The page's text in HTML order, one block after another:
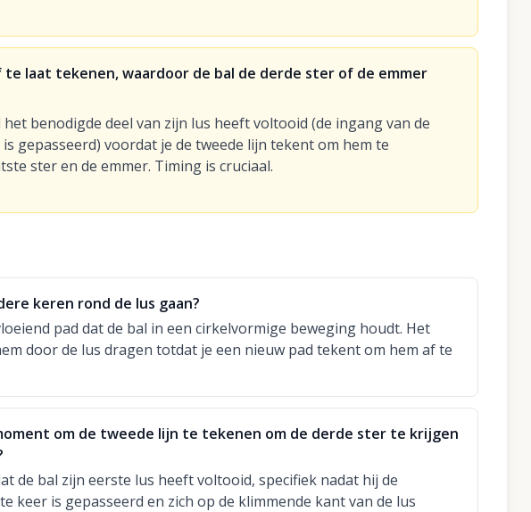
laat tekenen, waardoor de bal de derde ster of de emmer
benodigde deel van zijn lus heeft voltooid (de ingang van de
gepasseerd) voordat je de tweede lijn tekent om hem te
ster en de emmer. Timing is cruciaal.
keren rond de lus gaan?
pad dat de bal in een cirkelvormige beweging houdt. Het
door de lus dragen totdat je een nieuw pad tekent om hem af te
om de tweede lijn te tekenen om de derde ster te krijgen
de bal zijn eerste lus heeft voltooid, specifiek nadat hij de
keer is gepasseerd en zich op de klimmende kant van de lus